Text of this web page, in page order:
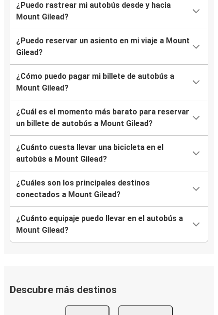
¿Puedo rastrear mi autobús desde y hacia
Mount Gilead?
¿Puedo reservar un asiento en mi viaje a Mount
Gilead?
¿Cómo puedo pagar mi billete de autobús a
Mount Gilead?
¿Cuál es el momento más barato para reservar
un billete de autobús a Mount Gilead?
¿Cuánto cuesta llevar una bicicleta en el
autobús a Mount Gilead?
¿Cuáles son los principales destinos
conectados a Mount Gilead?
¿Cuánto equipaje puedo llevar en el autobús a
Mount Gilead?
Descubre más destinos